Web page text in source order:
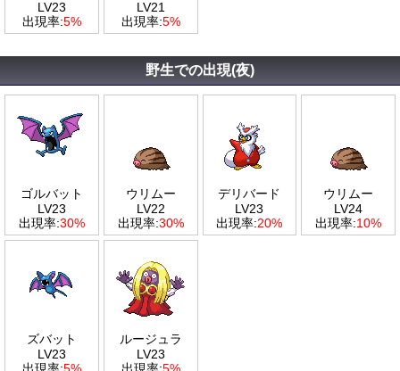
LV23
出現率:5%
LV21
出現率:5%
野生での出現(夜)
ゴルバット
LV23
出現率:30%
ウリムー
LV22
出現率:30%
デリバード
LV23
出現率:20%
ウリムー
LV24
出現率:10%
ズバット
LV23
ルージュラ
LV23